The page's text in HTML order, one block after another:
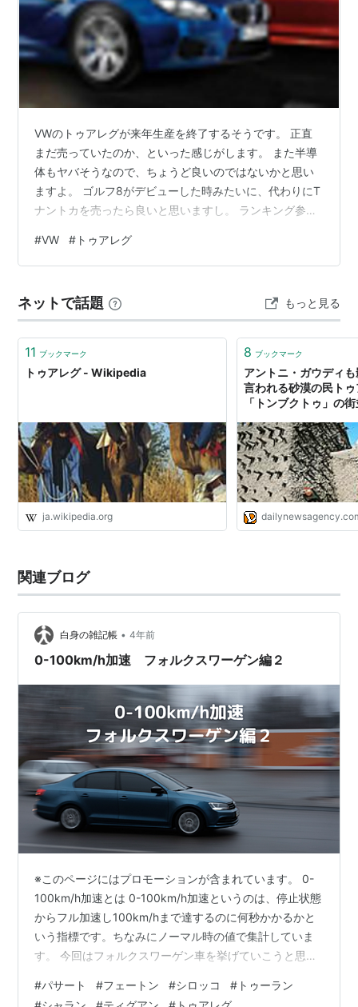
VWのトゥアレグが来年生産を終了するそうです。 正直
まだ売っていたのか、といった感じがします。 また半導
体もヤバそうなので、ちょうど良いのではないかと思い
ますよ。 ゴルフ8がデビューした時みたいに、代わりにT
ナントカを売ったら良いと思いますし。 ランキング参加
ランキング参加中車好き ランキング参加中gooからきま
した
#VW # トゥアレグ
ネットで話題 もっと見る
11 ブックマーク
トゥアレグ - Wikipedia
ja.wikipedia.org
8 ブックマーク
アントニ・ガウディ
言われる砂漠の民ト
「トンブクトゥ」の
関連ブログ
白身の雑記帳 • 4年前
0-100km/h加速 フォルクスワーゲン編２
※このページにはプロモーションが含まれています。 0-
100km/h加速とは 0-100km/h加速というのは、停止状態
からフル加速し100km/hまで達するのに何秒かかるかと
いう指標です。ちなみにノーマル時の値で集計していま
す。 今回はフォルクスワーゲン車を挙げていこうと思い
ましたので列挙していきます。 前回はこちら フォルクス
#パサート #フェートン #シロッコ # トゥーラン